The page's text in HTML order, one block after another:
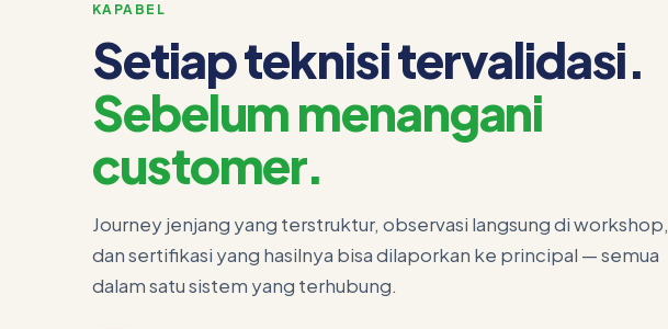
KAPABEL
Setiap teknisi tervalidasi.
Sebelum menangani
customer.
Journey jenjang yang terstruktur, observasi langsung di workshop,
dan sertifikasi yang hasilnya bisa dilaporkan ke principal — semua
dalam satu sistem yang terhubung.